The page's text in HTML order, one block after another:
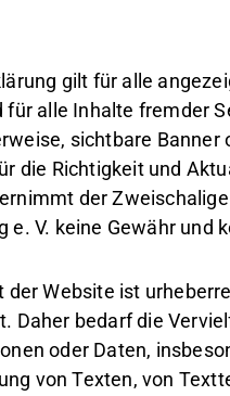
gilt für alle
für alle Inhalte fremder
sichtbare Banner
die Richtigkeit und
der
e. V. keine Gewähr und
der Website ist
Daher bedarf die
oder Daten,
von Texten, von